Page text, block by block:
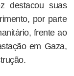
destacou suas
por parte
frente ao
em Gaza,